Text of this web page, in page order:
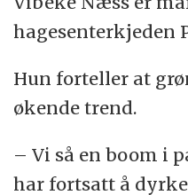
hagesenterkjeden
Hun forteller at
økende trend.
– Vi så en boom i
har fortsatt å